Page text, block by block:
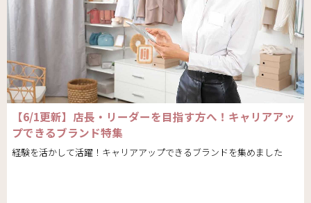
【6/1更新】店長・リーダーを目指す方へ！キャリアアッ
プできるブランド特集
経験を活かして活躍！キャリアアップできるブランドを集めました